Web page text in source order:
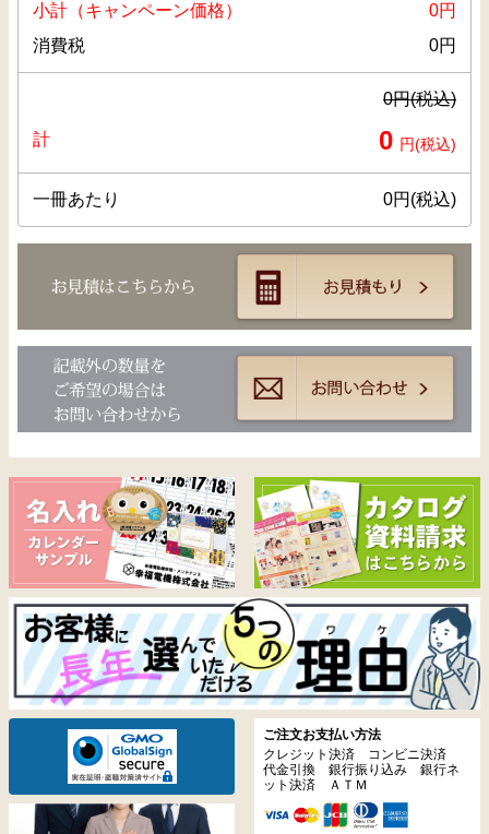
小計（キャンペーン価格）
0円
消費税
0円
0円(税込)
計 0 円(税込)
一冊あたり 0円(税込)
ご注文お支払い方法
クレジット決済 コンビニ決済
代金引換 銀行振り込み 銀行ネ
ット決済 ＡＴＭ